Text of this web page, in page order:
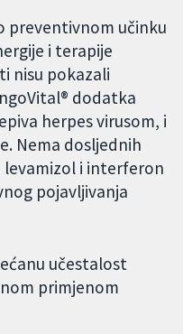
preventivnom učinku
i terapije
nisu pokazali
dodatka
herpes virusom, i
Nema dosljednih
i interferon
pojavljivanja
učestalost
primjenom